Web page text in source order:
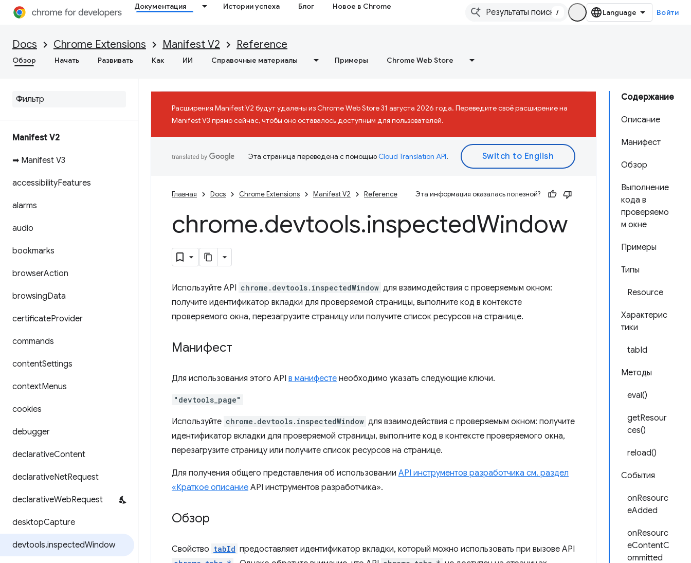
Документация Истории успеха Блог Новое в Chrome
/ Войти
Docs Chrome Extensions Manifest V2 Reference
Обзор Начать Развивать Как ИИ Справочные материалы Примеры Chrome Web Store
Manifest V2
➡ Manifest V3
accessibilityFeatures
alarms
audio
bookmarks
browserAction
browsingData
certificateProvider
commands
contentSettings
contextMenus
cookies
debugger
declarativeContent
declarativeNetRequest
declarativeWebRequest
desktopCapture
devtools.inspectedWindow
Содержание
Описание
Манифест
Обзор
Выполнение
кода в
проверяемо
м окне
Примеры
Типы
Resource
Характерис
тики
tabId
Методы
eval()
getResour
ces()
reload()
События
onResourc
eAdded
onResourc
eContentC
ommitted
Расширения Manifest V2 будут удалены из Chrome Web Store 31 августа 2026 года. Переведите своё расширение на
Manifest V3 прямо сейчас, чтобы оно оставалось доступным для пользователей.
Эта страница переведена с помощьюCloud Translation API.
Главная Docs Chrome Extensions Manifest V2 Reference Эта информация оказалась полезной?
chrome.devtools.inspectedWindow
Используйте API chrome.devtools.inspectedWindow для взаимодействия с проверяемым окном:
получите идентификатор вкладки для проверяемой страницы, выполните код в контексте
проверяемого окна, перезагрузите страницу или получите список ресурсов на странице.
Манифест
Для использования этого API в манифесте необходимо указать следующие ключи.
"devtools_page"
Используйте chrome.devtools.inspectedWindow для взаимодействия с проверяемым окном: получите
идентификатор вкладки для проверяемой страницы, выполните код в контексте проверяемого окна,
перезагрузите страницу или получите список ресурсов на странице.
Для получения общего представления об использовании API инструментов разработчика см. раздел
«Краткое описание API инструментов разработчика».
Обзор
Свойство tabId предоставляет идентификатор вкладки, который можно использовать при вызове API